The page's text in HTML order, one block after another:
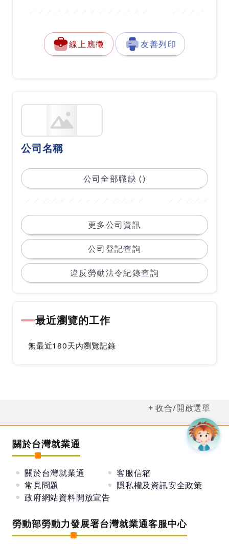
線上應徵 友善列印
公司名稱
公司全部職缺 ()
更多公司資訊
公司登記查詢
違反勞動法令紀錄查詢
最近瀏覽的工作
無最近180天內瀏覽記錄
收合/開啟選單
關於台灣就業通
關於台灣就業通
客服信箱
常見問題
隱私權及資訊安全政策
政府網站資料開放宣告
勞動部勞動力發展署台灣就業通客服中心